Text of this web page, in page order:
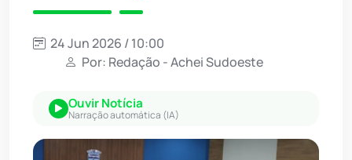
24 Jun 2026 / 10:00
Por: Redação - Achei Sudoeste
Ouvir Notícia
Narração automática (IA)